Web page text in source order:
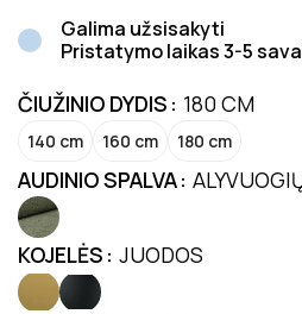
Galima užsisakyti
Pristatymo laikas 3-5
ČIUŽINIO DYDIS 180 CM
140 cm 160 cm 180 cm
AUDINIO SPALVA
KOJELĖS JUODOS